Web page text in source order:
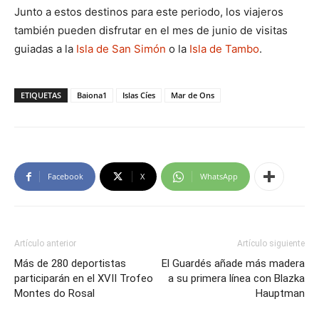
Junto a estos destinos para este periodo, los viajeros
también pueden disfrutar en el mes de junio de visitas
guiadas a la Isla de San Simón o la Isla de Tambo.
ETIQUETAS Baiona1 Islas Cíes Mar de Ons
Facebook X WhatsApp
Artículo anterior
Más de 280 deportistas
participarán en el XVII Trofeo
Montes do Rosal
Artículo siguiente
El Guardés añade más madera
a su primera línea con Blazka
Hauptman